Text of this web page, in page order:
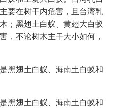
要在树干内危害，且台湾乳
；黑翅土白蚁、黄翅大白蚁
，不论树木主干大小如何，
翅土白蚁、海南土白蚁和
翅土白蚁、海南土白蚁和